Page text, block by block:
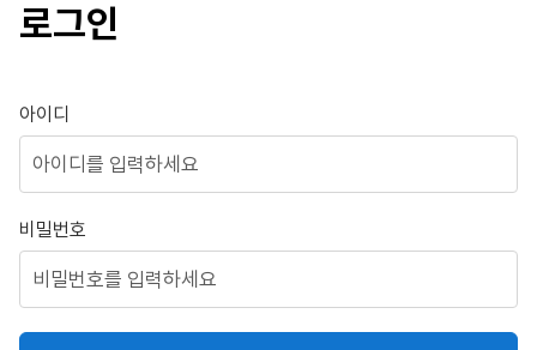
넷
접
수
센
로그인
로그인
아이디
비밀번호